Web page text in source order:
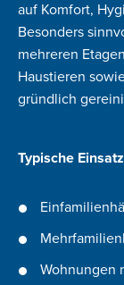
auf Komfort,
Besonders
mehreren
Haustieren
gründlich
Typische
Wohnungen